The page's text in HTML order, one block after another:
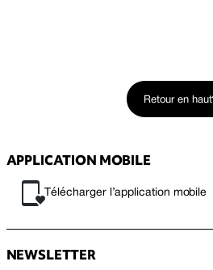
Retour en haut
APPLICATION MOBILE
Télécharger l’application mobile
NEWSLETTER